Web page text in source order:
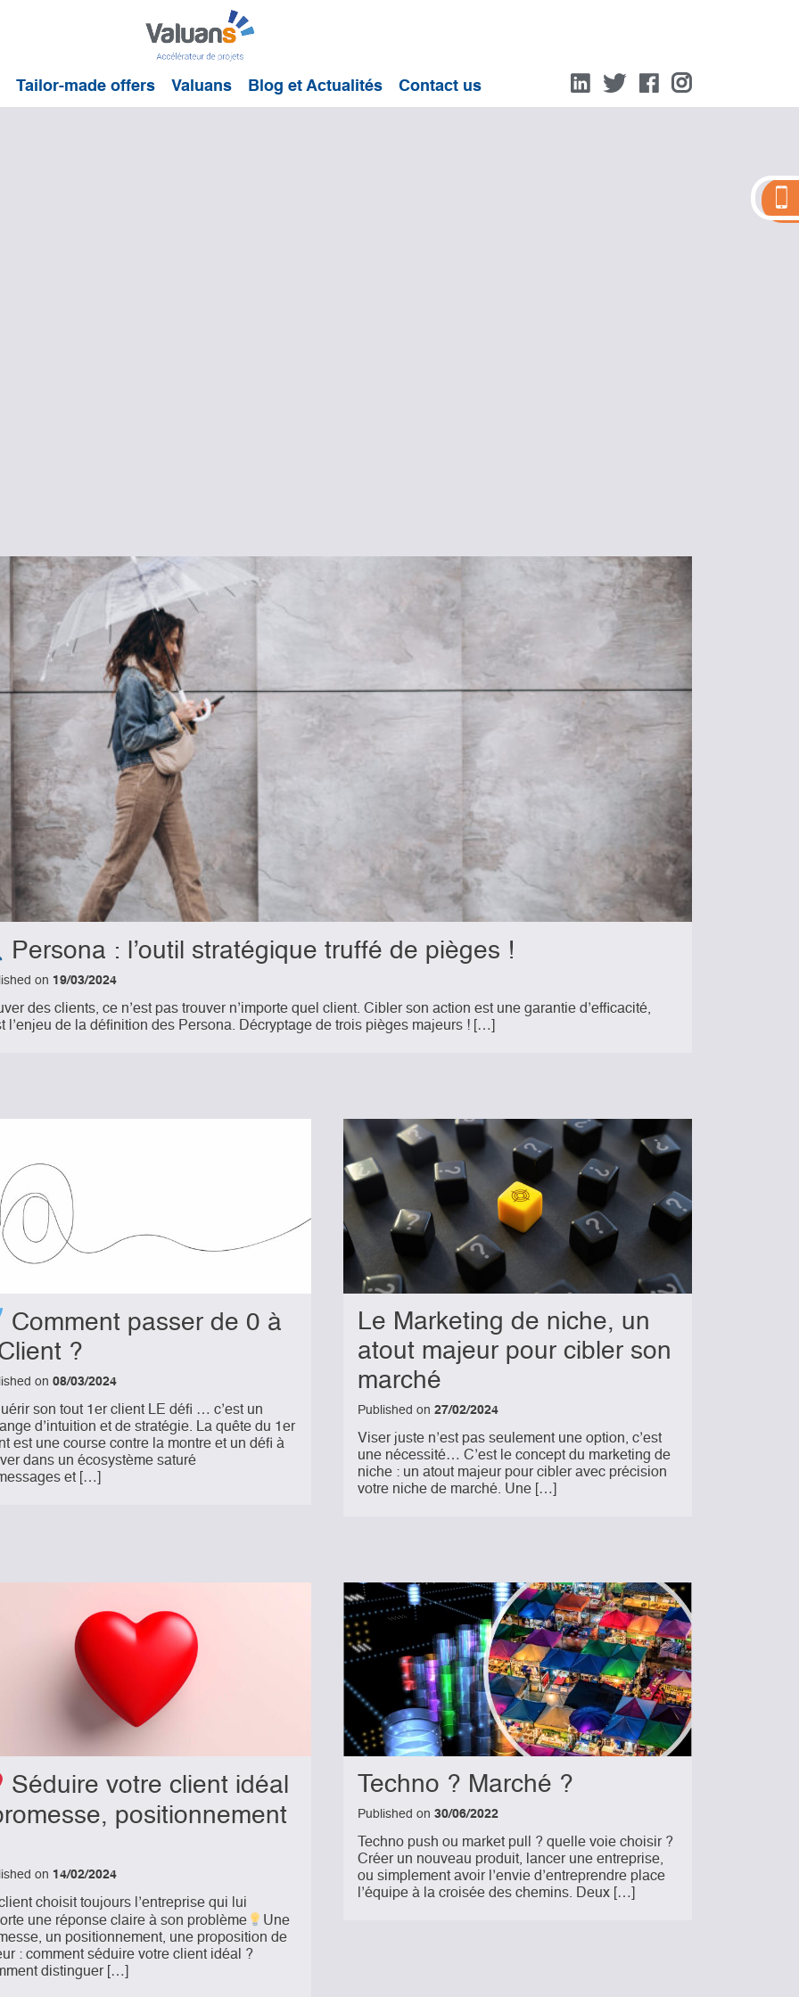
Tailor-made offers Valuans Blog et Actualités Contact us
Persona : l’outil stratégique truffé de pièges !
on 19/03/2024
des clients, ce n’est pas trouver n’importe quel client. Cibler son action est une garantie d’efficacité,
l’enjeu de la définition des Persona. Décryptage de trois pièges majeurs ! […]
Comment passer de 0 à
?
on 08/03/2024
son tout 1er client LE défi … c’est un
d’intuition et de stratégie. La quête du 1er
est une course contre la montre et un défi à
dans un écosystème saturé
et […]
Le Marketing de niche, un
atout majeur pour cibler son
marché
Published on 27/02/2024
Viser juste n’est pas seulement une option, c’est
une nécessité… C’est le concept du marketing de
niche : un atout majeur pour cibler avec précision
votre niche de marché. Une […]
Séduire votre client idéal
positionnement
on 14/02/2024
choisit toujours l’entreprise qui lui
une réponse claire à son problème
Une
un positionnement, une proposition de
: comment séduire votre client idéal ?
distinguer […]
Techno ? Marché ?
Published on 30/06/2022
Techno push ou market pull ? quelle voie choisir ?
Créer un nouveau produit, lancer une entreprise,
ou simplement avoir l’envie d’entreprendre place
l’équipe à la croisée des chemins. Deux […]